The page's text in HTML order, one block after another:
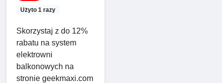
Użyto 1 razy
Skorzystaj z do 12%
rabatu na system
elektrowni
balkonowych na
stronie geekmaxi.com